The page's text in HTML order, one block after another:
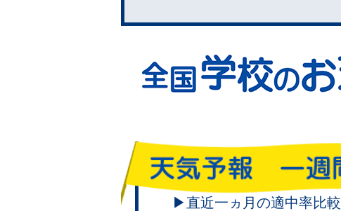
▶直近一ヵ月の適中率比較